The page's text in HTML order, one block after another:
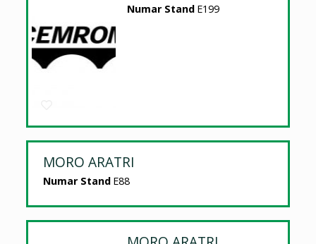
Numar Stand E199
MORO ARATRI
Numar Stand E88